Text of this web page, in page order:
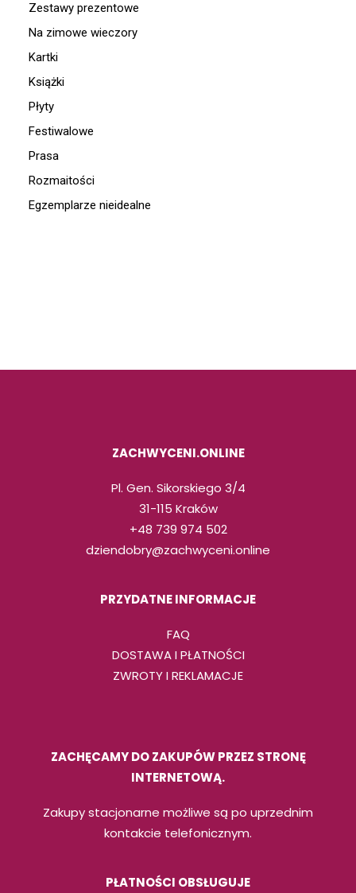
Zestawy prezentowe
Na zimowe wieczory
Kartki
Książki
Płyty
Festiwalowe
Prasa
Rozmaitości
Egzemplarze nieidealne
ZACHWYCENI.ONLINE
Pl. Gen. Sikorskiego 3/4
31-115 Kraków
+48 739 974 502
dziendobry@zachwyceni.online
PRZYDATNE INFORMACJE
FAQ
DOSTAWA I PŁATNOŚCI
ZWROTY I REKLAMACJE
ZACHĘCAMY DO ZAKUPÓW PRZEZ STRONĘ
INTERNETOWĄ.
Zakupy stacjonarne możliwe są po uprzednim
kontakcie telefonicznym.
PŁATNOŚCI OBSŁUGUJE